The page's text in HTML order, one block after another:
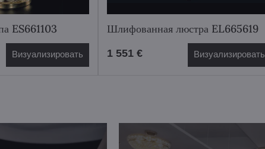
ES661103
Визуализировать
Шлифованная люстра EL665619
1 551 € Визуализировать